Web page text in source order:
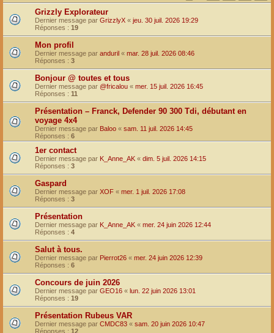
Grizzly Explorateur
Dernier message par GrizzlyX « jeu. 30 juil. 2026 19:29
Réponses : 19
Mon profil
Dernier message par anduril « mar. 28 juil. 2026 08:46
Réponses : 3
Bonjour @ toutes et tous
Dernier message par @fricalou « mer. 15 juil. 2026 16:45
Réponses : 11
Présentation – Franck, Defender 90 300 Tdi, débutant en
voyage 4x4
Dernier message par Baloo « sam. 11 juil. 2026 14:45
Réponses : 6
1er contact
Dernier message par K_Anne_AK « dim. 5 juil. 2026 14:15
Réponses : 3
Gaspard
Dernier message par XOF « mer. 1 juil. 2026 17:08
Réponses : 3
Présentation
Dernier message par K_Anne_AK « mer. 24 juin 2026 12:44
Réponses : 4
Salut à tous.
Dernier message par Pierrot26 « mer. 24 juin 2026 12:39
Réponses : 6
Concours de juin 2026
Dernier message par GEO16 « lun. 22 juin 2026 13:01
Réponses : 19
Présentation Rubeus VAR
Dernier message par CMDC83 « sam. 20 juin 2026 10:47
Réponses : 12